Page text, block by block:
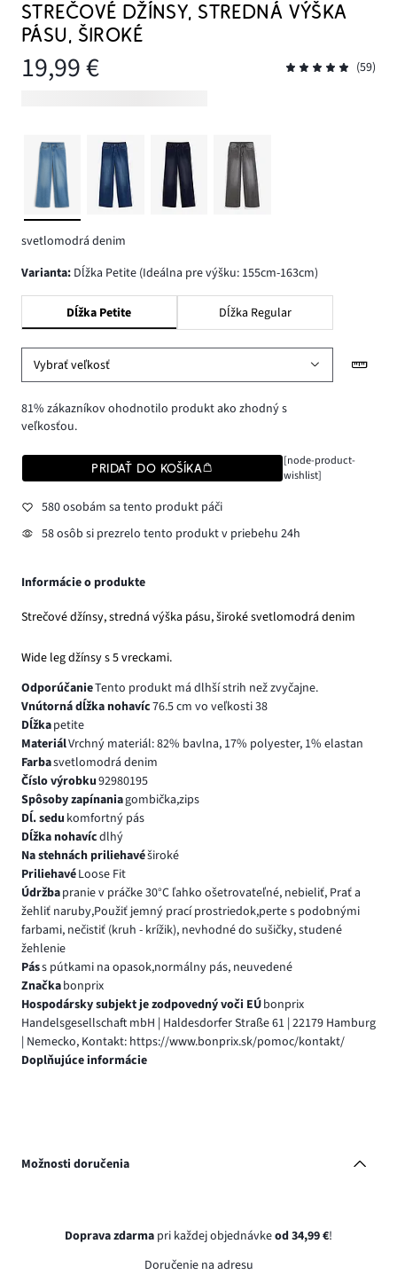
STREČOVÉ DŽÍNSY, STREDNÁ VÝŠKA
PÁSU, ŠIROKÉ
19,99 € (59)
svetlomodrá denim
varianta: Dĺžka Petite (Ideálna pre výšku: 155cm-163cm)
Dĺžka Petite Dĺžka Regular
Vybrať veľkosť
81% zákazníkov ohodnotilo produkt ako zhodný s
veľkosťou.
PRIDAŤ DO KOŠÍKA
[node-product-
wishlist]
580 osobám sa tento produkt páči
58 osôb si prezrelo tento produkt v priebehu 24h
Informácie o produkte
Strečové džínsy, stredná výška pásu, široké svetlomodrá denim
Wide leg džínsy s 5 vreckami.
OdporúčanieTento produkt má dlhší strih než zvyčajne.
Vnútorná dĺžka nohavíc76.5 cm vo veľkosti 38
Dĺžkapetite
MateriálVrchný materiál: 82% bavlna, 17% polyester, 1% elastan
Farbasvetlomodrá denim
Číslo výrobku92980195
Spôsoby zapínaniagombička,zips
Dĺ. sedu komfortný pás
Dĺžka nohavícdlhý
Na stehnách priliehavéširoké
PriliehavéLoose Fit
Údržbapranie v práčke 30°C ľahko ošetrovateľné, nebieliť, Prať a
žehliť naruby,Použiť jemný prací prostriedok,perte s podobnými
farbami, nečistiť (kruh - krížik), nevhodné do sušičky, studené
žehlenie
Páss pútkami na opasok,normálny pás, neuvedené
Značkabonprix
Hospodársky subjekt je zodpovedný voči EÚbonprix
Handelsgesellschaft mbH | Haldesdorfer Straße 61 | 22179 Hamburg
| Nemecko, Kontakt: https://www.bonprix.sk/pomoc/kontakt/
Doplňujúce informácie
Možnosti doručenia
Doprava zdarma pri každej objednávkeod 34,99 €!
Doručenie na adresu